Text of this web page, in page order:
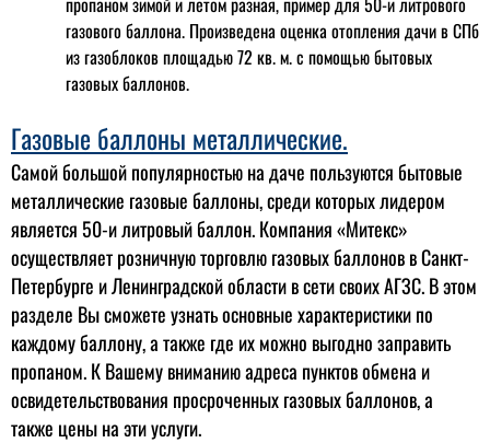
газового баллона. Произведена оценка отопления дачи в СПб
из газоблоков площадью 72 кв. м. с помощью бытовых
газовых баллонов.
Газовые баллоны металлические.
Самой большой популярностью на даче пользуются бытовые
металлические газовые баллоны, среди которых лидером
является 50-и литровый баллон. Компания «Митекс»
осуществляет розничную торговлю газовых баллонов в Санкт-
Петербурге и Ленинградской области в сети своих АГЗС. В этом
разделе Вы сможете узнать основные характеристики по
каждому баллону, а также где их можно выгодно заправить
пропаном. К Вашему вниманию адреса пунктов обмена и
освидетельствования просроченных газовых баллонов, а
также цены на эти услуги.